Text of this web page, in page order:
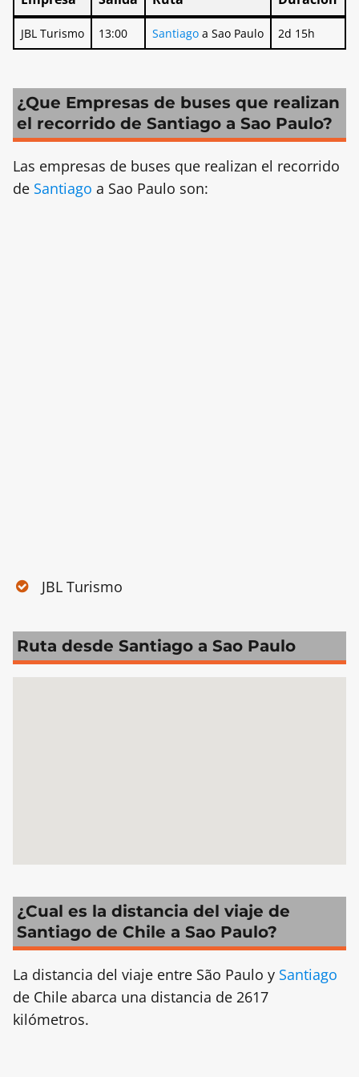
Empresa
Salida Ruta Duración
JBL Turismo 13:00 Santiago a Sao Paulo 2d 15h
¿Que Empresas de buses que realizan
el recorrido de Santiago a Sao Paulo?
Las empresas de buses que realizan el recorrido
de Santiago a Sao Paulo son:
JBL Turismo
Ruta desde Santiago a Sao Paulo
¿Cual es la distancia del viaje de
Santiago de Chile a Sao Paulo?
La distancia del viaje entre São Paulo y Santiago
de Chile abarca una distancia de 2617
kilómetros.